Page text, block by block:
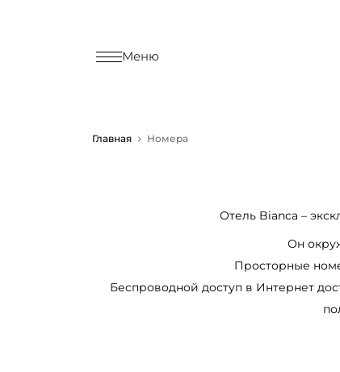
Меню
Главная Номера
Отель Bianca –
Он
Просторные
Беспроводной доступ в Интернет